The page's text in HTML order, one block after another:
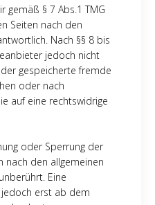
gemäß § 7 Abs.1 TMG
Seiten nach den
Nach §§ 8 bis
jedoch nicht
gespeicherte fremde
oder nach
auf eine rechtswidrige
oder Sperrung der
nach den allgemeinen
Eine
erst ab dem